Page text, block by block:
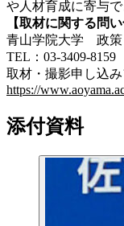
や人材育成に寄与
【取材に関する問い
青山学院大学 政
TEL：03-3409-8159
取材・撮影申し込
https://
添付資料